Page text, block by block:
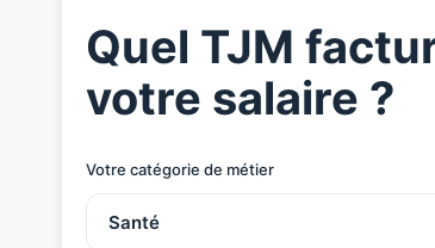
Quel TJM
votre salaire ?
Votre catégorie de métier